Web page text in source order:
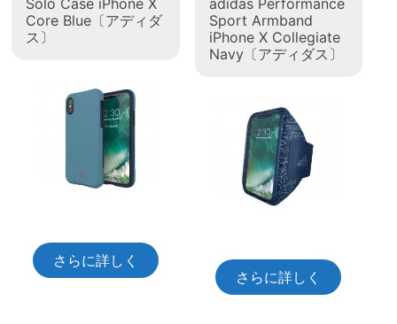
Solo Case iPhone X
Core Blue〔アディダ
ス〕
さらに詳しく
adidas Performance
Sport Armband
iPhone X Collegiate
Navy〔アディダス〕
さらに詳しく